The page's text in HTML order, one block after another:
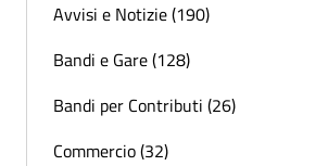
Avvisi e Notizie (190)
Bandi e Gare (128)
Bandi per Contributi (26)
Commercio (32)